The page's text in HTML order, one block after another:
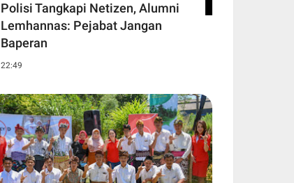
Polisi Tangkapi Netizen, Alumni
Lemhannas: Pejabat Jangan
Baperan
22:49